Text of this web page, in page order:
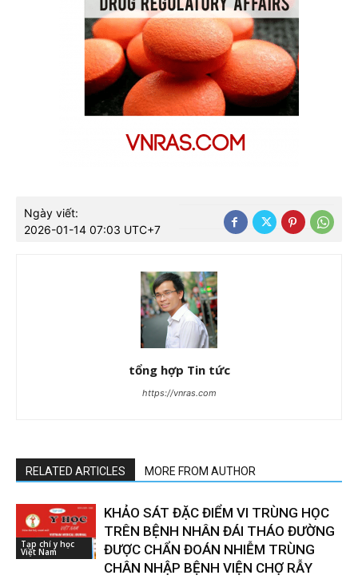
Ngày viết:
2026-01-14 07:03 UTC+7
tổng hợp Tin tức
https://vnras.com
RELATED ARTICLES MORE FROM AUTHOR
Tạp chí y học
Việt Nam
KHẢO SÁT ĐẶC ĐIỂM VI TRÙNG HỌC
TRÊN BỆNH NHÂN ĐÁI THÁO ĐƯỜNG
ĐƯỢC CHẨN ĐOÁN NHIỄM TRÙNG
CHÂN NHẬP BỆNH VIỆN CHỢ RẪY